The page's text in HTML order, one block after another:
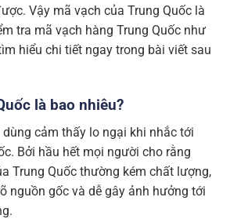
Vậy mã vạch của Trung Quốc là
tra mã vạch hàng Trung Quốc như
hiểu chi tiết ngay trong bài viết sau
là bao nhiêu?
dùng cảm thấy lo ngại khi nhắc tới
Bởi hầu hết mọi người cho rằng
Trung Quốc thường kém chất lượng,
nguồn gốc và dễ gây ảnh hưởng tới